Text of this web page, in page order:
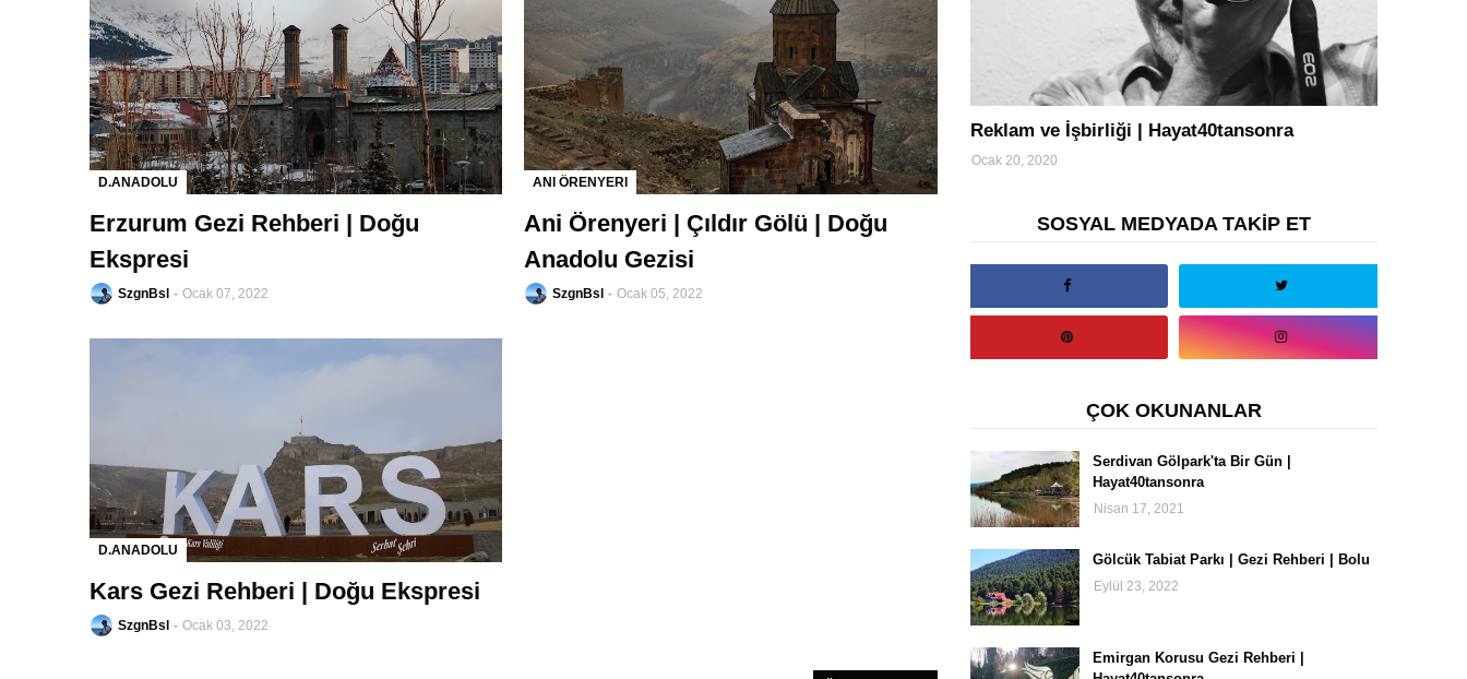
D.ANADOLU
Erzurum Gezi Rehberi | Doğu
Ekspresi
SzgnBsl Ocak 07, 2022
ANI ÖRENYERI
Ani Örenyeri | Çıldır Gölü | Doğu
Anadolu Gezisi
SzgnBsl Ocak 05, 2022
D.ANADOLU
Kars Gezi Rehberi | Doğu Ekspresi
SzgnBsl Ocak 03, 2022
Reklam ve İşbirliği | Hayat40tansonra
Ocak 20, 2020
SOSYAL MEDYADA TAKİP ET
ÇOK OKUNANLAR
Serdivan Gölpark'ta Bir Gün |
Hayat40tansonra
Nisan 17, 2021
Gölcük Tabiat Parkı | Gezi Rehberi | Bolu
Eylül 23, 2022
Emirgan Korusu Gezi Rehberi |